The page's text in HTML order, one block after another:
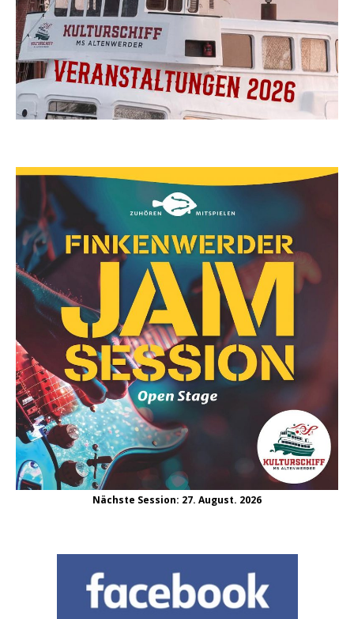
Nächste Session: 27. August. 2026